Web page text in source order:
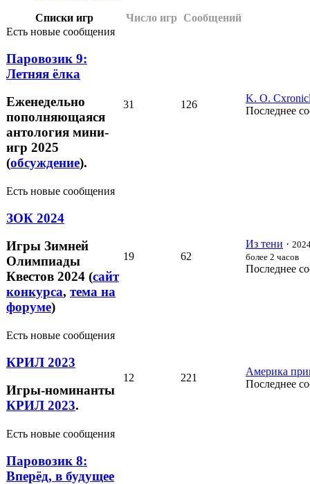
Списки игр Число игр
Сообщений
Есть новые сообщения
Паровозик 9:
Летняя ёлка
Еженедельно
пополняющаяся
антология мини-
игр 2025
(обсуждение).
31 126
K. O.
Последнее
Есть новые сообщения
ЗОК 2024
Игры Зимней
Олимпиады
Квестов 2024 (сайт
конкурса, тема на
форуме)
19 62
Из тени ·
более 2 часов
Последнее
Есть новые сообщения
КРИЛ 2023
Игры-номинанты
КРИЛ 2023.
12 221
Америка
Последнее
Есть новые сообщения
Паровозик 8:
Вперёд, в будущее